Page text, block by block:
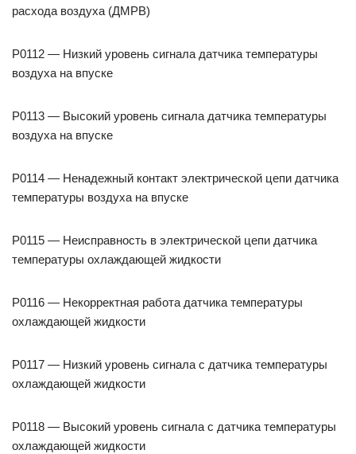
расхода воздуха (ДМРВ)
P0112 — Низкий уровень сигнала датчика температуры
воздуха на впуске
P0113 — Высокий уровень сигнала датчика температуры
воздуха на впуске
P0114 — Ненадежный контакт электрической цепи датчика
температуры воздуха на впуске
P0115 — Неисправность в электрической цепи датчика
температуры охлаждающей жидкости
P0116 — Некорректная работа датчика температуры
охлаждающей жидкости
P0117 — Низкий уровень сигнала с датчика температуры
охлаждающей жидкости
P0118 — Высокий уровень сигнала с датчика температуры
охлаждающей жидкости